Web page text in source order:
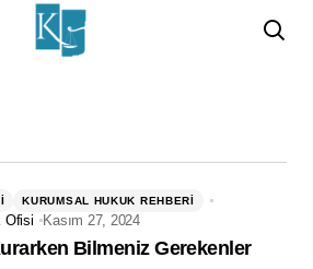
KURUMSAL HUKUK REHBERI
Ofisi Kasım 27, 2024
Bilmeniz Gerekenler